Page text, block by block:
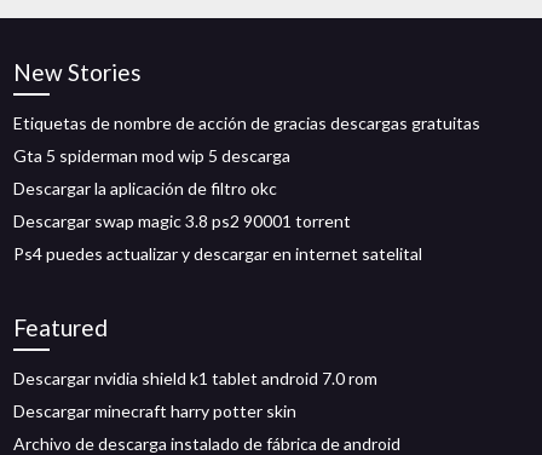
New Stories
Etiquetas de nombre de acción de gracias descargas gratuitas
Gta 5 spiderman mod wip 5 descarga
Descargar la aplicación de filtro okc
Descargar swap magic 3.8 ps2 90001 torrent
Ps4 puedes actualizar y descargar en internet satelital
Featured
Descargar nvidia shield k1 tablet android 7.0 rom
Descargar minecraft harry potter skin
Archivo de descarga instalado de fábrica de android